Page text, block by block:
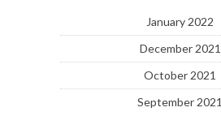
January 2022
December 2021
October 2021
September 2021